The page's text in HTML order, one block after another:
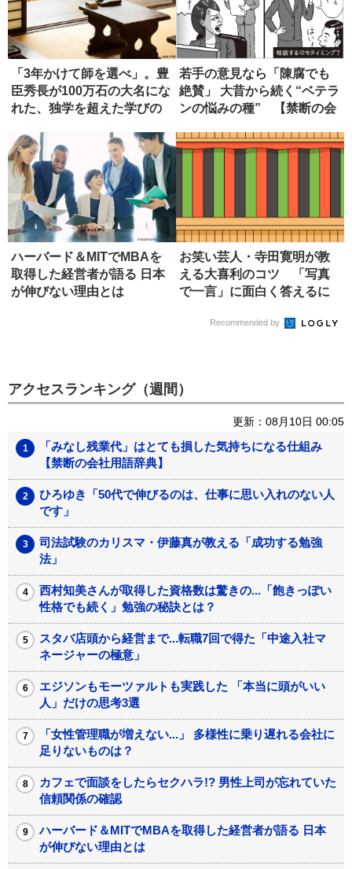
「3年かけて師を選べ」。豊
臣秀長が100万石の大名にな
れた、独学を超えた学びの
若手の意見なら「陳腐でも
絶賛」 大昔から続く“ベテラ
ンの悩みの種” 【禁断の会
ハーバード＆MITでMBAを
取得した経営者が語る 日本
が伸びない理由とは
お笑い芸人・寺田寛明が教
える大喜利のコツ 「写真
で一言」に面白く答えるに
Recommended by
アクセスランキング（週間）
更新：08月10日 00:05
「みなし残業代」はとても損した気持ちになる仕組み
【禁断の会社用語辞典】
ひろゆき「50代で伸びるのは、仕事に思い入れのない人
です」
司法試験のカリスマ・伊藤真が教える「成功する勉強
法」
西村知美さんが取得した資格数は驚きの...「飽きっぽい
性格でも続く」勉強の秘訣とは？
スタバ店頭から経営まで...転職7回で得た「中途入社マ
ネージャーの極意」
エジソンもモーツァルトも実践した 「本当に頭がいい
人」だけの思考3選
「女性管理職が増えない...」 多様性に乗り遅れる会社に
足りないものは？
カフェで面談をしたらセクハラ!? 男性上司が忘れていた
信頼関係の確認
ハーバード＆MITでMBAを取得した経営者が語る 日本
が伸びない理由とは